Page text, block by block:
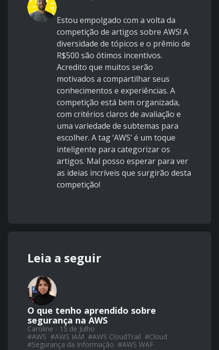
Estou empolgado com a volta da
competição de artigos sobre AWS! A
diversidade de tópicos e o prêmio de
R$500 são ótimos incentivos.
Acredito que muitos serão
motivados a compartilhar seus
conhecimentos e experiências. A
competição está bem organizada,
com critérios claros de avaliação e
uma variedade de subtemas para
escolher. A tag ‘AWS’ é um toque
inteligente para categorizar os
artigos. Mal posso esperar para ver
as ideias incríveis que surgirão desta
competição!
Leia a seguir
O que tenho aprendido sobre
segurança na AWS
Caroline - 15 de Julho
#AWS #AWS IAM #AWS CloudTrail #Cloud
#Segurança da Informação #AWS WAF